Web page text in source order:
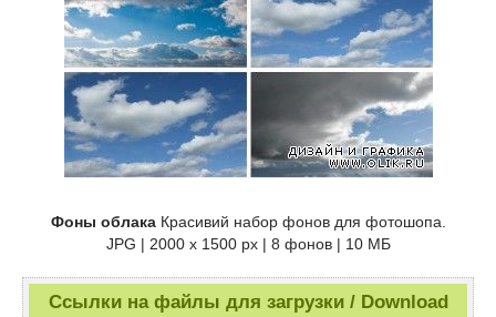
Фоны облакаКрасивий набор фонов для фотошопа.
JPG | 2000 x 1500 px | 8 фонов | 10 МБ
Ссылки на файлы для загрузки / Download